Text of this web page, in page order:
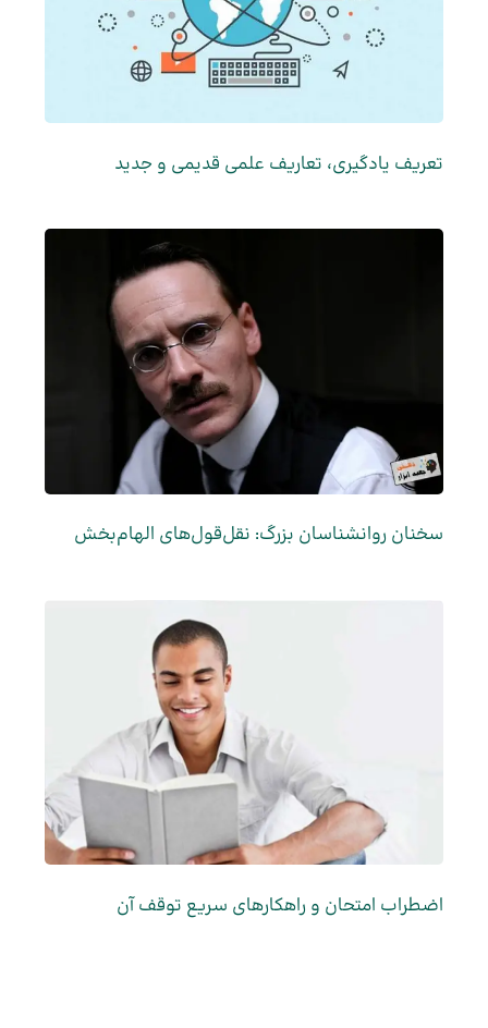
تعریف یادگیری، تعاریف علمی قدیمی و جدید
سخنان روانشناسان بزرگ: نقل‌قول‌های الهام‌بخش
اضطراب امتحان و راهکارهای سریع توقف آن